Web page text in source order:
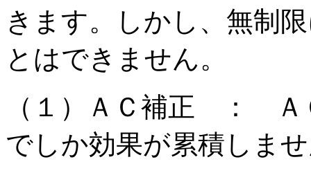
きます。しかし、無制
とはできません。
（１）ＡＣ補正 ： Ａ
でしか効果が累積しま